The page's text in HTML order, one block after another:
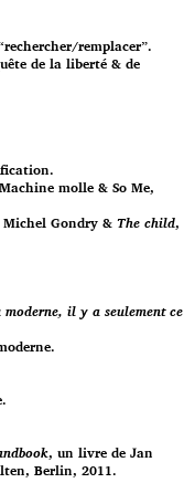
remplacer”.
de la liberté & de
molle & So Me,
Michel Gondry & The child,
il y a seulement ce
, un livre de Jan
Berlin, 2011.